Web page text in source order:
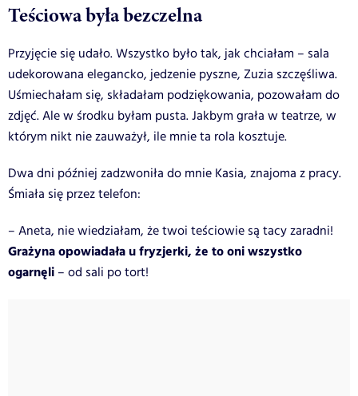
Teściowa była bezczelna
Przyjęcie się udało. Wszystko było tak, jak chciałam – sala
udekorowana elegancko, jedzenie pyszne, Zuzia szczęśliwa.
Uśmiechałam się, składałam podziękowania, pozowałam do
zdjęć. Ale w środku byłam pusta. Jakbym grała w teatrze, w
którym nikt nie zauważył, ile mnie ta rola kosztuje.
Dwa dni później zadzwoniła do mnie Kasia, znajoma z pracy.
Śmiała się przez telefon:
– Aneta, nie wiedziałam, że twoi teściowie są tacy zaradni!
Grażyna opowiadała u fryzjerki, że to oni wszystko
ogarnęli – od sali po tort!